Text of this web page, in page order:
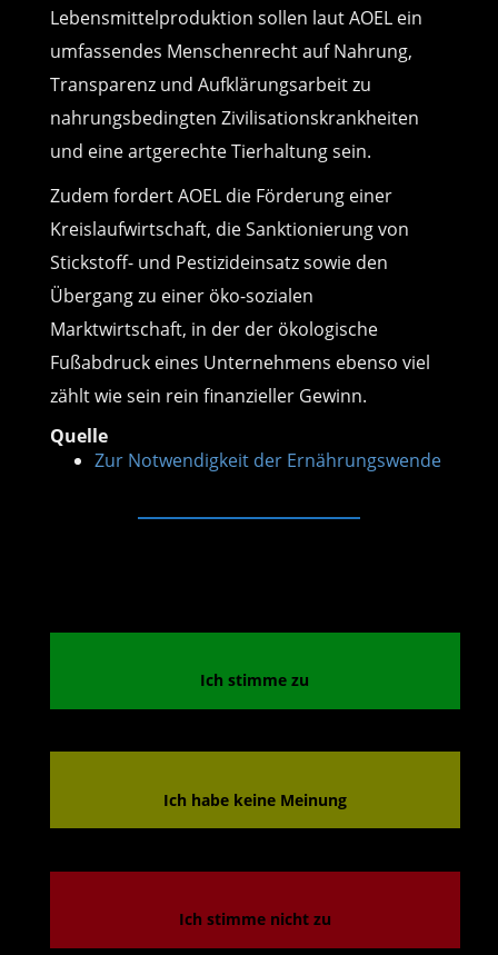
Lebensmittelproduktion sollen laut AOEL ein
umfassendes Menschenrecht auf Nahrung,
Transparenz und Aufklärungsarbeit zu
nahrungsbedingten Zivilisationskrankheiten
und eine artgerechte Tierhaltung sein.
Zudem fordert AOEL die Förderung einer
Kreislaufwirtschaft, die Sanktionierung von
Stickstoff- und Pestizideinsatz sowie den
Übergang zu einer öko-sozialen
Marktwirtschaft, in der der ökologische
Fußabdruck eines Unternehmens ebenso viel
zählt wie sein rein finanzieller Gewinn.
Ich stimme zu
Ich habe keine Meinung
Ich stimme nicht zu
Quelle
Zur Notwendigkeit der Ernährungswende